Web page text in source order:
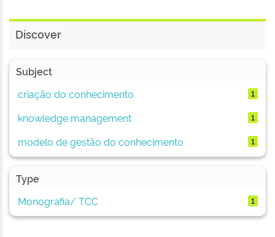
Discover
Subject
criação do conhecimento
1
knowledge management 1
modelo de gestão do conhecimento 1
Type
Monografia/ TCC
1